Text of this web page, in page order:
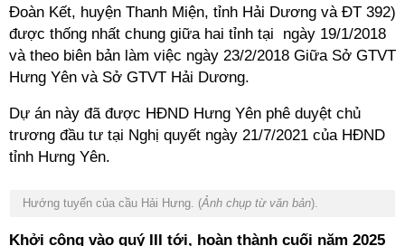
Đoàn Kết, huyện Thanh Miện, tỉnh Hải Dương và ĐT 392)
được thống nhất chung giữa hai tỉnh tại ngày 19/1/2018
và theo biên bản làm việc ngày 23/2/2018 Giữa Sở GTVT
Hưng Yên và Sở GTVT Hải Dương.
Dự án này đã được HĐND Hưng Yên phê duyệt chủ
trương đầu tư tại Nghị quyết ngày 21/7/2021 của HĐND
tỉnh Hưng Yên.
Hướng tuyến của cầu Hải Hưng. (Ảnh chụp từ văn bản).
Khởi công vào quý III tới, hoàn thành cuối năm 2025